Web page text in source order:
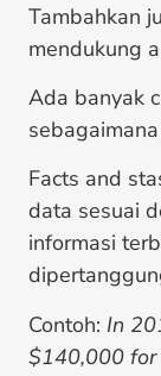
Tambahkan
mendukung
Ada banyak
Facts and
data sesuai
informasi
Contoh: In
$140,000 for